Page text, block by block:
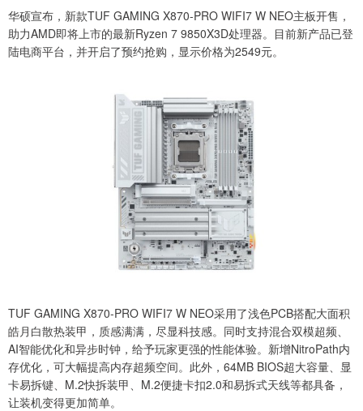
华硕宣布，新款TUF GAMING X870-PRO WIFI7 W NEO主板开售，
助力AMD即将上市的最新Ryzen 7 9850X3D处理器。目前新产品已登
陆电商平台，并开启了预约抢购，显示价格为2549元。
TUF GAMING X870-PRO WIFI7 W NEO采用了浅色PCB搭配大面积
皓月白散热装甲，质感满满，尽显科技感。同时支持混合双模超频、
AI智能优化和异步时钟，给予玩家更强的性能体验。新增NitroPath内
存优化，可大幅提高内存超频空间。此外，64MB BIOS超大容量、显
卡易拆键、M.2快拆装甲、M.2便捷卡扣2.0和易拆式天线等都具备，
让装机变得更加简单。